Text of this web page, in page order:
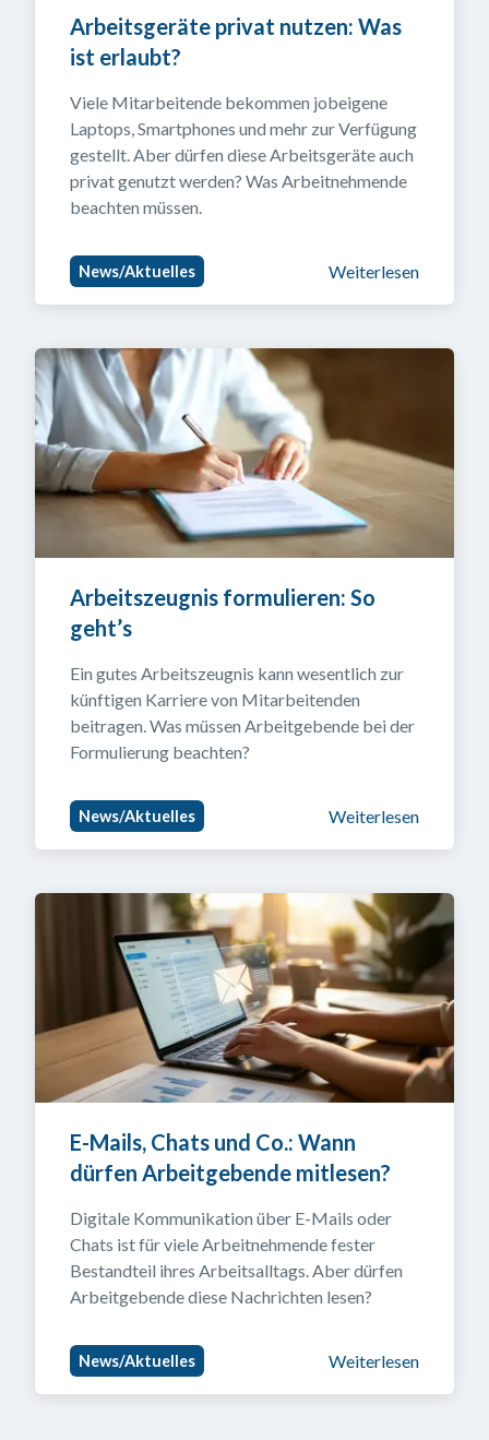
Arbeitsgeräte privat nutzen: Was
ist erlaubt?
Viele Mitarbeitende bekommen jobeigene
Laptops, Smartphones und mehr zur Verfügung
gestellt. Aber dürfen diese Arbeitsgeräte auch
privat genutzt werden? Was Arbeitnehmende
beachten müssen.
News/Aktuelles Weiterlesen
Arbeitszeugnis formulieren: So
geht’s
Ein gutes Arbeitszeugnis kann wesentlich zur
künftigen Karriere von Mitarbeitenden
beitragen. Was müssen Arbeitgebende bei der
Formulierung beachten?
News/Aktuelles Weiterlesen
E-Mails, Chats und Co.: Wann
dürfen Arbeitgebende mitlesen?
Digitale Kommunikation über E-Mails oder
Chats ist für viele Arbeitnehmende fester
Bestandteil ihres Arbeitsalltags. Aber dürfen
Arbeitgebende diese Nachrichten lesen?
News/Aktuelles Weiterlesen